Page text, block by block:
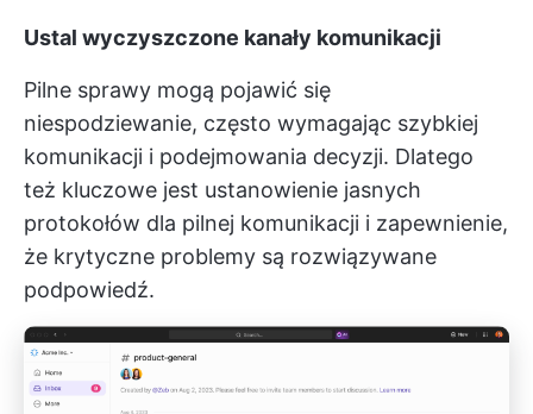
Ustal wyczyszczone kanały komunikacji
Pilne sprawy mogą pojawić się
niespodziewanie, często wymagając szybkiej
komunikacji i podejmowania decyzji. Dlatego
też kluczowe jest ustanowienie jasnych
protokołów dla pilnej komunikacji i zapewnienie,
że krytyczne problemy są rozwiązywane
podpowiedź.